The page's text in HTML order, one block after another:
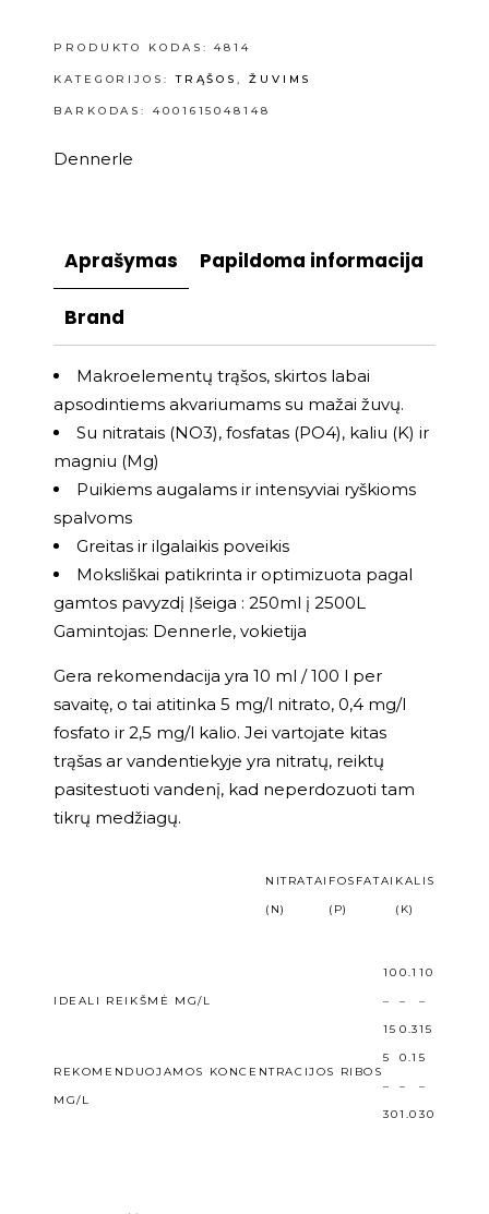
PRODUKTO KODAS:4814
KATEGORIJOS:TRĄŠOS, ŽUVIMS
BARKODAS: 4001615048148
Dennerle
Aprašymas Papildoma informacija
Brand
Makroelementų trąšos, skirtos labai
apsodintiems akvariumams su mažai žuvų.
Su nitratais (NO3), fosfatas (PO4), kaliu (K) ir
magniu (Mg)
Puikiems augalams ir intensyviai ryškioms
spalvoms
Greitas ir ilgalaikis poveikis
Moksliškai patikrinta ir optimizuota pagal
gamtos pavyzdį Įšeiga : 250ml į 2500L
Gamintojas: Dennerle, vokietija
Gera rekomendacija yra 10 ml / 100 l per
savaitę, o tai atitinka 5 mg/l nitrato, 0,4 mg/l
fosfato ir 2,5 mg/l kalio. Jei vartojate kitas
trąšas ar vandentiekyje yra nitratų, reiktų
pasitestuoti vandenį, kad neperdozuoti tam
tikrų medžiagų.
NITRATAI
(N)
FOSFATAI
(P)
KALIS
(K)
IDEALI REIKŠMĖ MG/L
10
–
15
0.1
–
0.3
10
–
15
REKOMENDUOJAMOS KONCENTRACIJOS RIBOS
MG/L
5
–
30
0.1
–
1.0
5
–
30